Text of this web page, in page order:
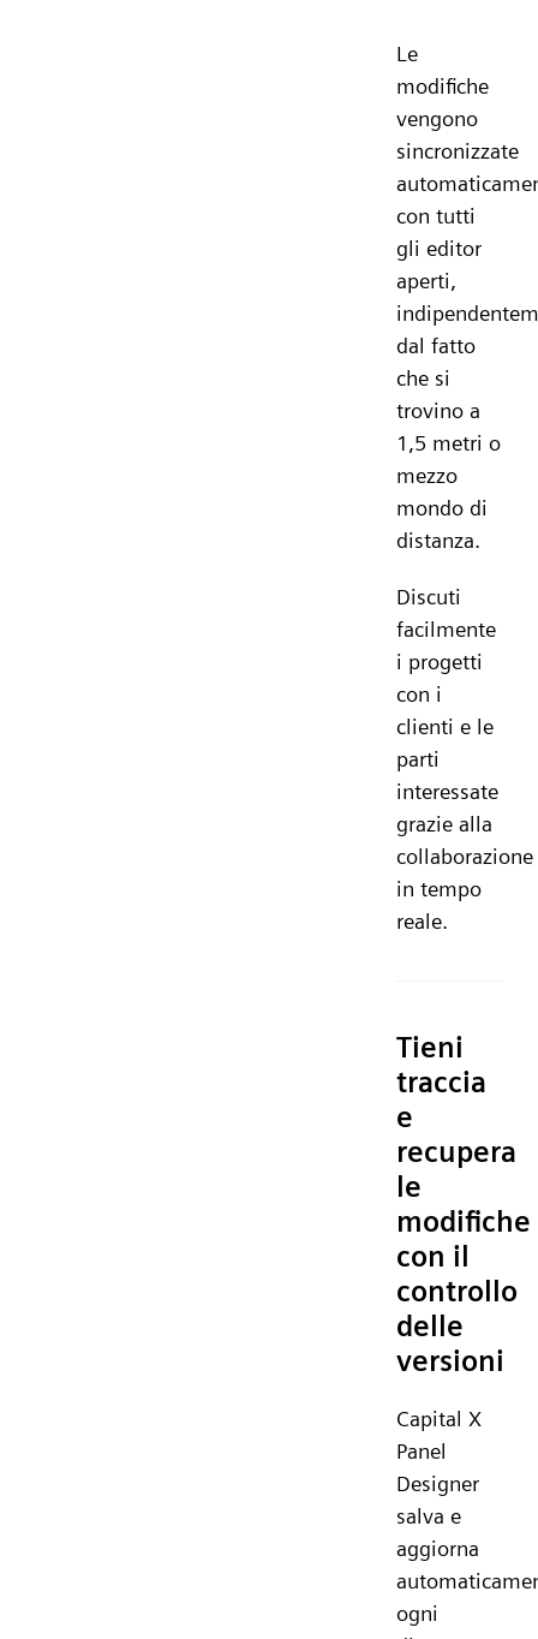
Le
modifiche
vengono
sincronizzate
con tutti
gli editor
aperti,
dal fatto
che si
trovino a
1,5 metri o
mezzo
mondo di
distanza.
Discuti
facilmente
i progetti
con i
clienti e le
parti
interessate
grazie alla
collaborazione
in tempo
reale.
Tieni
traccia
e
recupera
le
modifiche
con il
controllo
delle
versioni
Capital X
Panel
Designer
salva e
aggiorna
ogni